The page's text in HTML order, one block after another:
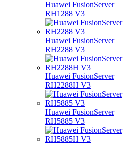
Huawei FusionServer
RH1288 V3
Huawei FusionServer
RH2288 V3
Huawei FusionServer
RH2288H V3
Huawei FusionServer
RH5885 V3